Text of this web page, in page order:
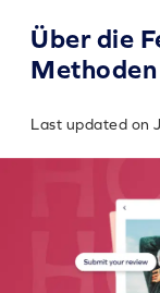
Über die
Last updated on